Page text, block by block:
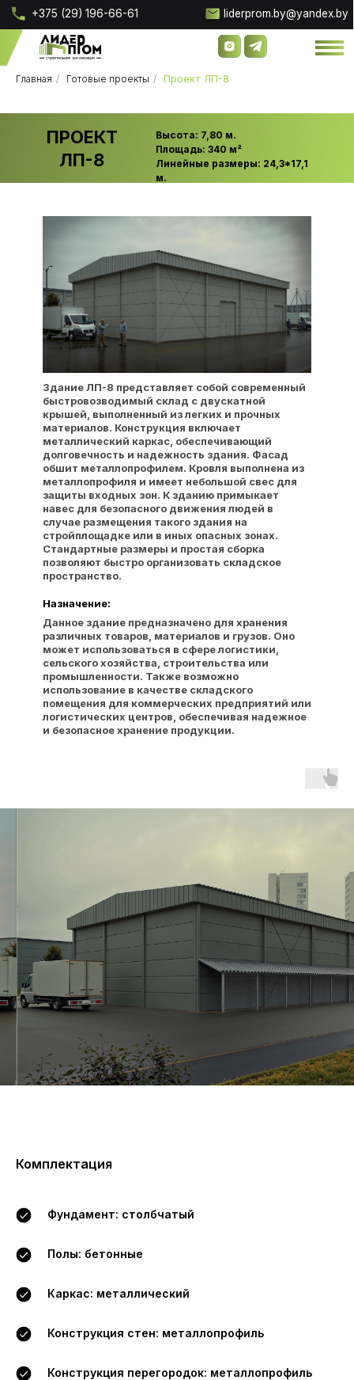
О компании
О компании
Проектирование
Проектирование
+375 (29) 196-66-61 liderprom.by@yandex.by
Главная / Готовые проекты / Проект ЛП-8
ПРОЕКТ
ЛП-8
Высота: 7,80 м.
Площадь: 340 м²
Линейные размеры: 24,3*17,1
м.
Данное здание предназначено для хранения
различных товаров, материалов и грузов. Оно
может использоваться в сфере логистики,
сельского хозяйства, строительства или
промышленности. Также возможно
использование в качестве складского
помещения для коммерческих предприятий или
логистических центров, обеспечивая надежное
и безопасное хранение продукции.
Назначение:
Здание ЛП-8 представляет собой современный
быстровозводимый склад с двускатной
крышей, выполненный из легких и прочных
материалов. Конструкция включает
металлический каркас, обеспечивающий
долговечность и надежность здания. Фасад
обшит металлопрофилем. Кровля выполнена из
металлопрофиля и имеет небольшой свес для
защиты входных зон. К зданию примыкает
навес для безопасного движения людей в
случае размещения такого здания на
стройплощадке или в иных опасных зонах.
Стандартные размеры и простая сборка
позволяют быстро организовать складское
пространство.
Комплектация
Фундамент: столбчатый
Полы: бетонные
Каркас: металлический
Конструкция стен: металлопрофиль
Конструкция перегородок: металлопрофиль